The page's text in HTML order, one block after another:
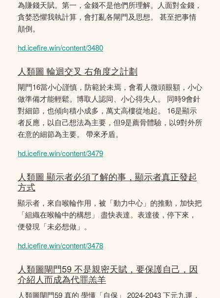
為賺錢天賦。第一，金錢不是他們所理解。人面對金錢，
貪婪恐懼我執計算，會打亂各閘門及思想。 甚至把事情
顛倒。
hd.icefire.win/content/3480
人類圖 輪迴交叉 右角度之計劃
閘門16當小心謹慎，防範於未焉，會看人微頭眼額，小心
做準備才能輕鬆。博取人認同、小心得失人。 同時9會針
對細節，也傾向積小成多，萬丈高樓從地起。 16是顯示
者反應，以自己想法為主要，但9是薦骨體驗，以9對外所
在意的細節為主要。 帶來矛盾。
hd.icefire.win/content/3479
人類圖 顯示者必須了解的事，顯示者真正發起
方式
顯示者，來自喉輪作用，被「動力中心」的推動，加快把
「組織在喉輪中的構想」 盡快表達。表達後，停下來，
便發現「未必想做」。
hd.icefire.win/content/3478
人類圖閘門59 不是親密天賦，要保護自己，因
介紹人而成為代罪羔羊
人類圖閘門59 真的 學懂「自保」 2024-2043 下元九運，